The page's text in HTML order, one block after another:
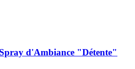
d'Ambiance "Détente"